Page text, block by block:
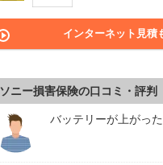
インターネット見積
ソニー損害保険の口コミ・評判
バッテリーが上がっ